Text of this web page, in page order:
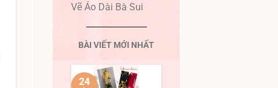
Vẽ Áo Dài Bà Sui
BÀI VIẾT MỚI NHẤT
24